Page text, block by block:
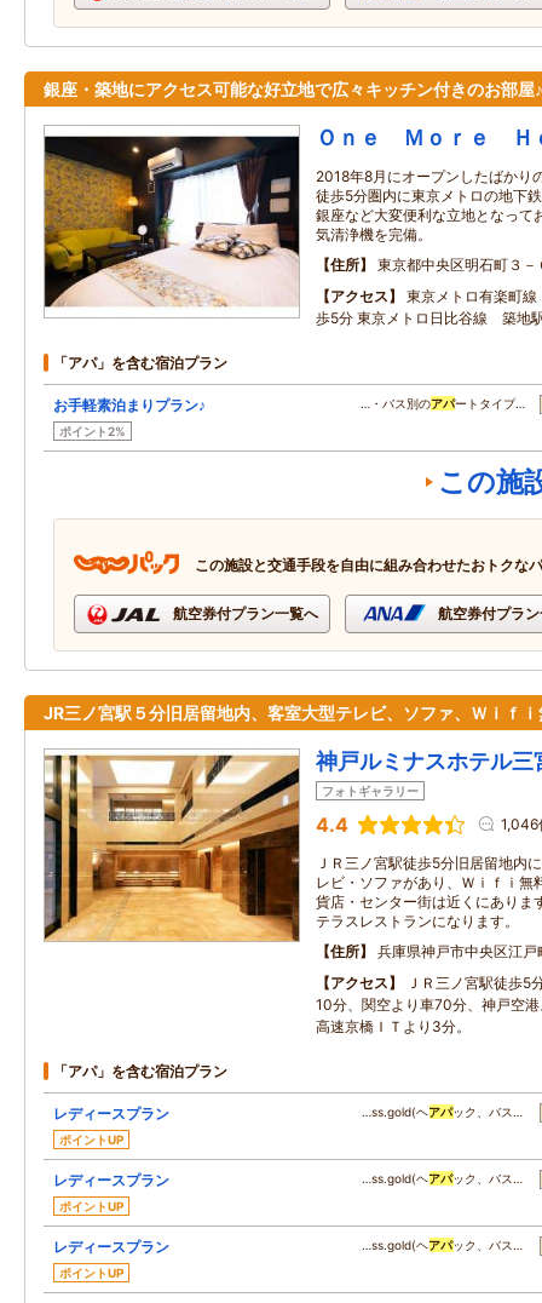
銀座・築地にアクセス可能な好立地で広々キッチン付きのお部屋♪
Ｏｎｅ Ｍｏｒｅ Ｈ
2018年8月にオープンしたばかり
徒歩5分圏内に東京メトロの地下
銀座など大変便利な立地となって
気清浄機を完備。
住所
東京都中央区明石町３－
アクセス
東京メトロ有楽町
歩5分 東京メトロ日比谷線 築地
「アパ」を含む宿泊プラン
お手軽素泊まりプラン♪
ポイント2%
…・バス別のアパートタイプ…
この施
この施設と交通手段を自由に組み合わせたおトクな
航空券付プラン一覧へ 航空券付プラ
JR三ノ宮駅５分旧居留地内、客室大型テレビ、ソファ、Ｗｉｆ
神戸ルミナスホテル三
フォトギャラリー
4.4 1,046
ＪＲ三ノ宮駅徒歩5分旧居留地内
レビ・ソファがあり、Ｗｉｆｉ無
貨店・センター街は近くにありま
テラスレストランになります。
住所
兵庫県神戸市中央区江戸
アクセス
ＪＲ三ノ宮駅徒歩5
10分、関空より車70分、神戸空
高速京橋ＩＴより3分。
「アパ」を含む宿泊プラン
レディースプラン
ポイントUP
…ss.gold(ヘアパック、バス…
レディースプラン
ポイントUP
…ss.gold(ヘアパック、バス…
レディースプラン
ポイントUP
…ss.gold(ヘアパック、バス…